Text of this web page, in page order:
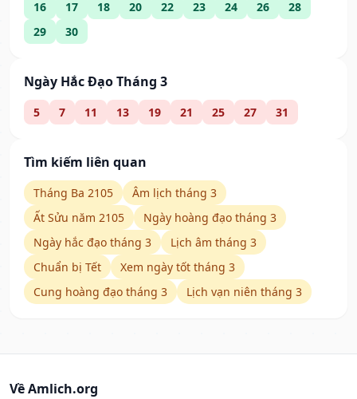
16
17 18 20 22 23 24 26
28
29
30
Ngày Hắc Đạo Tháng 3
5 7 11 13 19 21 25 27 31
Tìm kiếm liên quan
Tháng Ba 2105
Âm lịch tháng 3
Ất Sửu năm 2105
Ngày hoàng đạo tháng 3
Ngày hắc đạo tháng 3
Lịch âm tháng 3
Chuẩn bị Tết
Xem ngày tốt tháng 3
Cung hoàng đạo tháng 3
Lịch vạn niên tháng 3
Về Amlich.org